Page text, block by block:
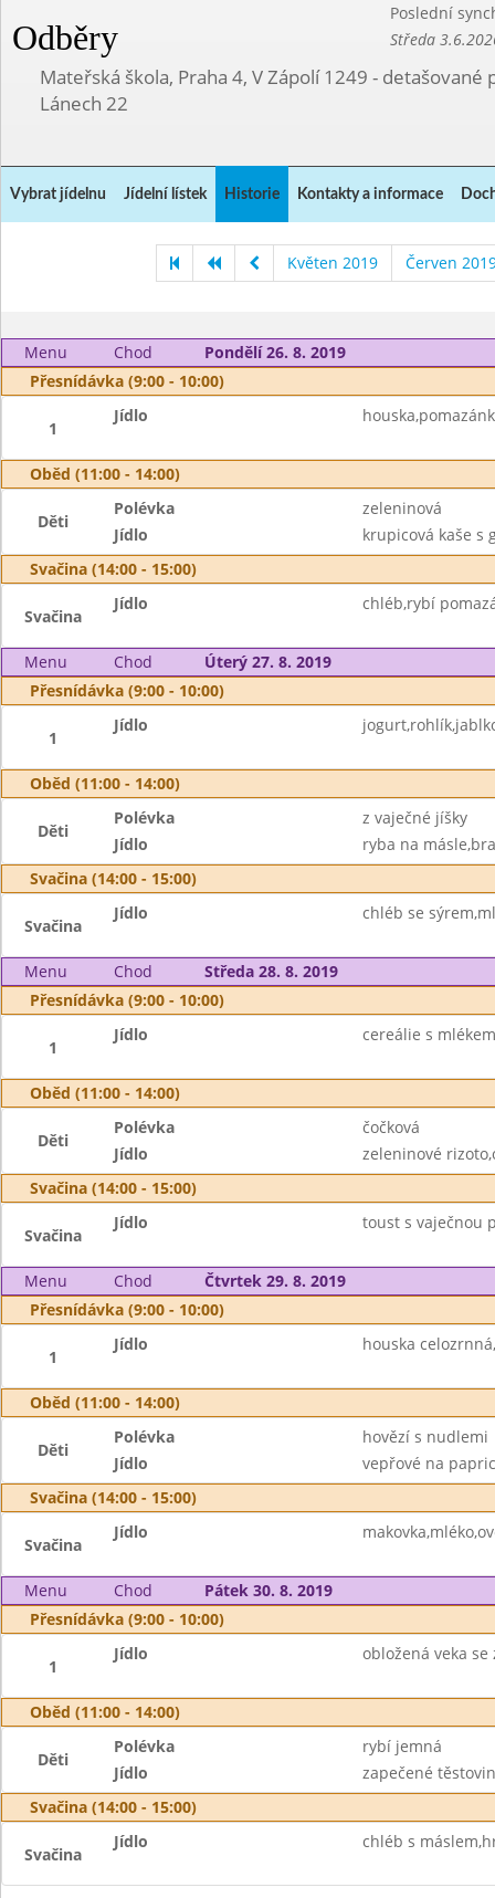
Odběry
Poslední
Středa
Mateřská škola, Praha 4, V Zápolí 1249 - detašované
Lánech 22
Vybrat jídelnu Jídelní lístek Historie Kontakty a informace
Květen 2019 Červen
Menu Chod
Pondělí 26. 8. 2019
Přesnídávka (9:00 - 10:00)
1
Jídlo
Oběd (11:00 - 14:00)
Děti
Polévka
zeleninová
Jídlo
krupicová kaše s
Svačina (14:00 - 15:00)
Svačina
Jídlo chléb,rybí
Menu Chod
Úterý 27. 8. 2019
Přesnídávka (9:00 - 10:00)
1
Jídlo
Oběd (11:00 - 14:00)
Děti
Polévka
z vaječné jíšky
Jídlo
ryba na
Svačina (14:00 - 15:00)
Svačina
Jídlo chléb se
Menu Chod
Středa 28. 8. 2019
Přesnídávka (9:00 - 10:00)
1
Jídlo cereálie s
Oběd (11:00 - 14:00)
Děti
Polévka
čočková
Jídlo
zeleninové
Svačina (14:00 - 15:00)
Svačina
Jídlo toust s vaječnou
Menu Chod
Čtvrtek 29. 8. 2019
Přesnídávka (9:00 - 10:00)
1
Jídlo houska
Oběd (11:00 - 14:00)
Děti
Polévka
hovězí s nudlemi
Jídlo
vepřové na
Svačina (14:00 - 15:00)
Svačina
Jídlo
Menu Chod
Pátek 30. 8. 2019
Přesnídávka (9:00 - 10:00)
1
Jídlo obložená veka
Oběd (11:00 - 14:00)
Děti
Polévka
rybí jemná
Jídlo
zapečené
Svačina (14:00 - 15:00)
Svačina
Jídlo chléb s